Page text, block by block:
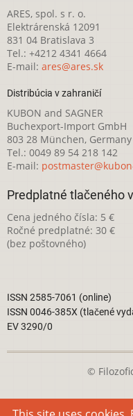
ARES, spol. s r. o.
Elektrárenská 12091
831 04 Bratislava 3
Tel.: +4212 4341 4664
E-mail: ares@ares.sk
Distribúcia v zahraničí
KUBON and SAGNER
Buchexport-Import GmbH
803 28 München, Germany
Tel.: 0049 89 54 218 142
E-mail:
Predplatné tlačeného
Cena jedného čísla: 5 €
Ročné predplatné: 30 €
(bez poštovného)
ISSN 2585-7061 (online)
ISSN 0046-385X (tlačené
EV 3290/0
©
Táto webová stránka je